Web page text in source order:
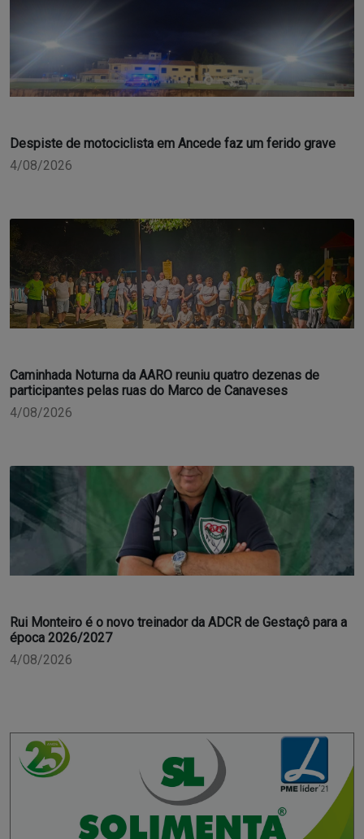
Despiste de motociclista em Ancede faz um ferido grave
4/08/2026
Caminhada Noturna da AARO reuniu quatro dezenas de
participantes pelas ruas do Marco de Canaveses
4/08/2026
Rui Monteiro é o novo treinador da ADCR de Gestaçô para a
época 2026/2027
4/08/2026